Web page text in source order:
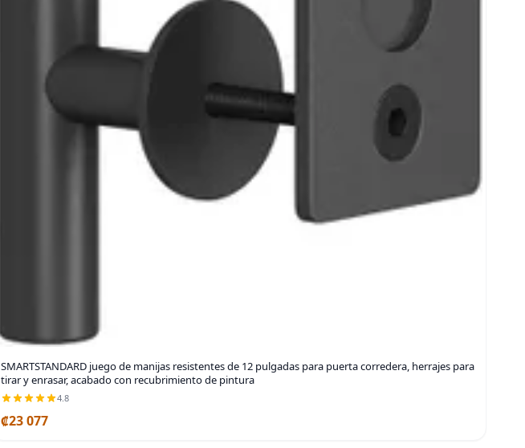
SMARTSTANDARD juego de manijas resistentes de 12 pulgadas para puerta corredera, herrajes para
tirar y enrasar, acabado con recubrimiento de pintura
4.8
₡23 077